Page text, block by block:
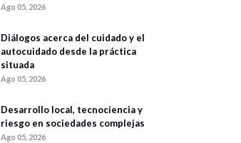
Ago 05, 2026
Diálogos acerca del cuidado y el
autocuidado desde la práctica
situada
Ago 05, 2026
Desarrollo local, tecnociencia y
riesgo en sociedades complejas
Ago 05, 2026